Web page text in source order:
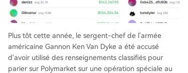
Plus tôt cette année, le sergent-chef de l'armée
américaine Gannon Ken Van Dyke a été accusé
d'avoir utilisé des renseignements classifiés pour
parier sur Polymarket sur une opération spéciale au